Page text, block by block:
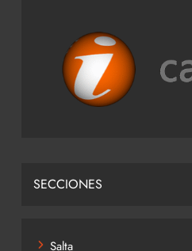
SECCIONES
Salta